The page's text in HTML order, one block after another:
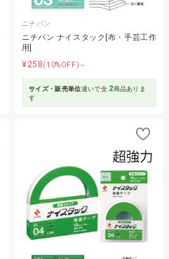
ニチバン
ニチバン ナイスタック[布・手芸工作
用]
¥258(10%OFF)～
サイズ・販売単位違いで全 2商品ありま
す